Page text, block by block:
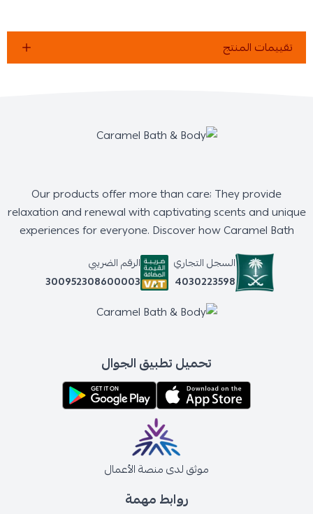
تقييمات المنتج
روابط مهمة
Our products offer more than care; They provide
relaxation and renewal with captivating scents and unique
experiences for everyone. Discover how Caramel Bath
السجل التجاري
4030223598
الرقم الضريبي
300952308600003
تحميل تطبيق الجوال
موثق لدى منصة الأعمال